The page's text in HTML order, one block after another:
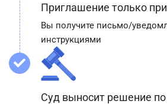
Приглашение только
Вы получите письмо/
инструкциями
Суд выносит решение